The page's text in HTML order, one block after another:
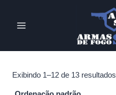
Exibindo 1–12 de 13 resultados